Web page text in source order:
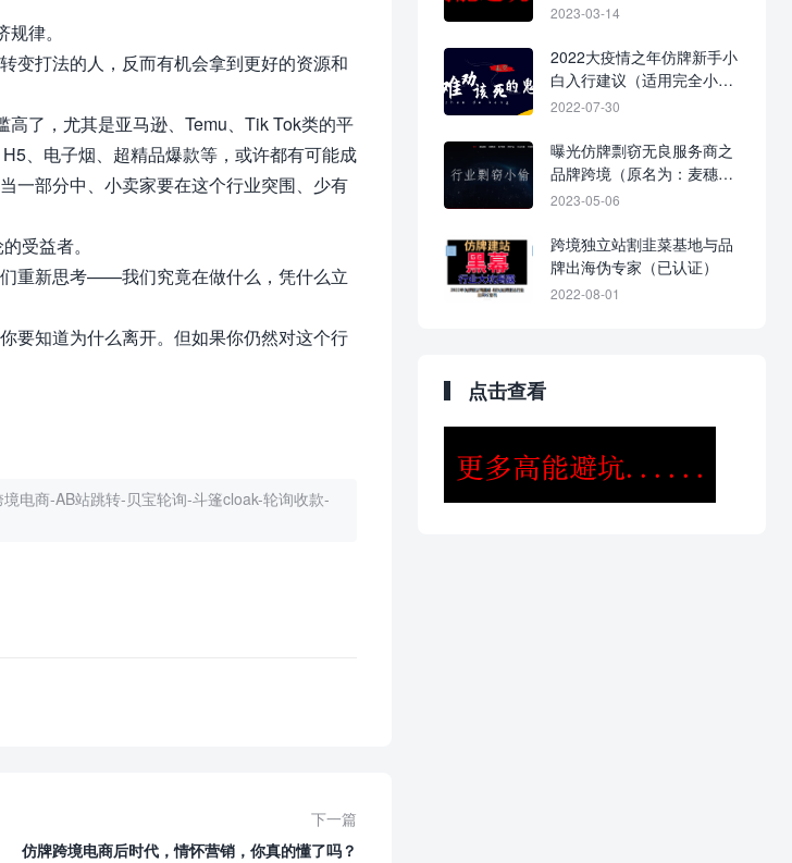
律。
变打法的人，反而有机会拿到更好的资源和
了，尤其是亚马逊、Temu、Tik Tok类的平
、电子烟、超精品爆款等，或许都有可能成
一部分中、小卖家要在这个行业突围、少有
受益者。
重新思考——我们究竟在做什么，凭什么立
要知道为什么离开。但如果你仍然对这个行
电商-AB站跳转-贝宝轮询-斗篷cloak-轮询收款-
下一篇
仿牌跨境电商后时代，情怀营销，你真的懂了吗？
2023-03-14
2022大疫情之年仿牌新手小
白入行建议（适用完全小
白）！
2022-07-30
曝光仿牌剽窃无良服务商之
品牌跨境（原名为：麦穗跨
境）
2023-05-06
跨境独立站割韭菜基地与品
牌出海伪专家（已认证）
2022-08-01
点击查看